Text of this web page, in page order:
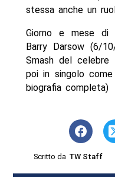
stessa anche un
Giorno e mese di
Barry Darsow (6/
Smash del
poi in singolo come
biografia completa)
Scritto da TW Staff